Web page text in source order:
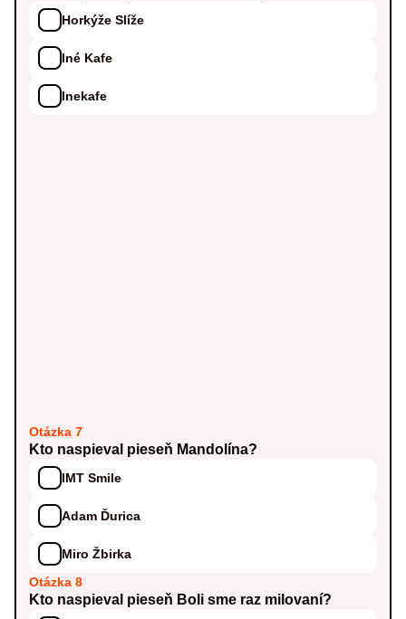
Horkýže Slíže
Iné Kafe
Inekafe
Otázka 7
Kto naspieval pieseň Mandolína?
IMT Smile
Adam Ďurica
Miro Žbirka
Otázka 8
Kto naspieval pieseň Boli sme raz milovaní?